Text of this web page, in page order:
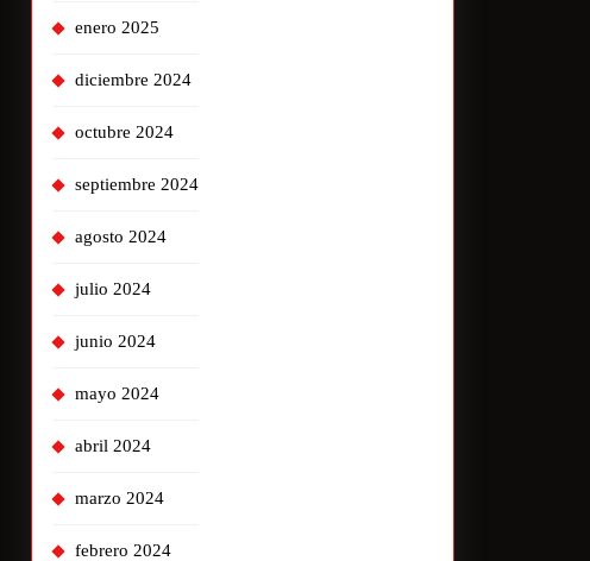
enero 2025
diciembre 2024
octubre 2024
septiembre 2024
agosto 2024
julio 2024
junio 2024
mayo 2024
abril 2024
marzo 2024
febrero 2024